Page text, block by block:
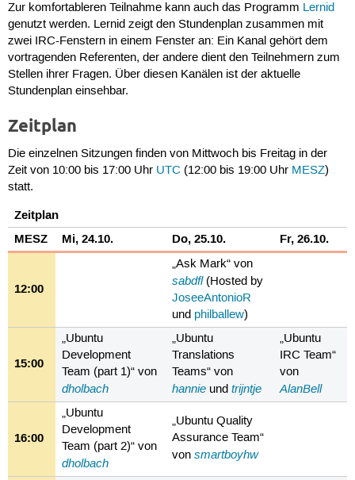
Zur komfortableren Teilnahme kann auch das Programm Lernid
genutzt werden. Lernid zeigt den Stundenplan zusammen mit
zwei IRC-Fenstern in einem Fenster an: Ein Kanal gehört dem
vortragenden Referenten, der andere dient den Teilnehmern zum
Stellen ihrer Fragen. Über diesen Kanälen ist der aktuelle
Stundenplan einsehbar.
Zeitplan
Die einzelnen Sitzungen finden von Mittwoch bis Freitag in der
Zeit von 10:00 bis 17:00 Uhr UTC (12:00 bis 19:00 Uhr MESZ)
statt.
Zeitplan
MESZ
Mi, 24.10. Do, 25.10. Fr, 26.10.
12:00
„Ask Mark“ von
sabdfl(Hosted by
JoseeAntonioR
und philballew)
15:00
„Ubuntu
Development
Team (part 1)“ von
dholbach
„Ubuntu
Translations
Teams“ von
hannie undtrijntje
„Ubuntu
IRC Team“
von
AlanBell
16:00
„Ubuntu
Development
Team (part 2)“ von
dholbach
„Ubuntu Quality
Assurance Team“
vonsmartboyhw